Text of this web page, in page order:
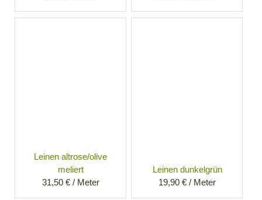
Leinen altrose/olive
meliert
31,50 € / Meter
Leinen dunkelgrün
19,90 € / Meter